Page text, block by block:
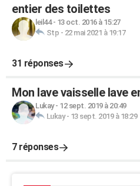
entier des toilettes
leil44- 13 oct. 2016 à 15:27
Stp - 22 mai 2021 à 19:17
31 réponses
Mon lave vaisselle lave
Lukay- 12 sept. 2019 à 20:49
Lukay- 13 sept. 2019 à 18:29
7 réponses